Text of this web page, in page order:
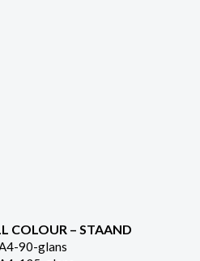
COLOUR – STAAND
90-glans